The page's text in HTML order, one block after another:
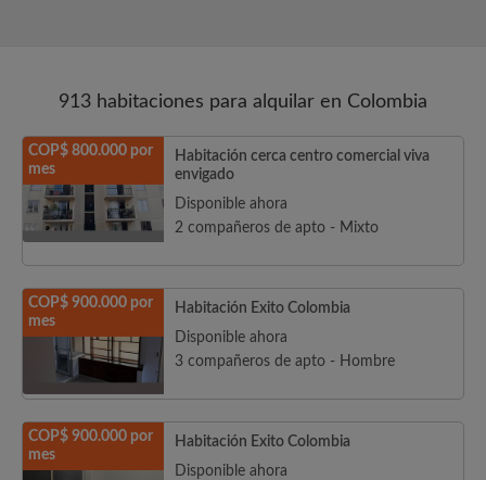
913 habitaciones para alquilar en Colombia
COP$ 800.000 por
mes
Habitación cerca centro comercial viva
envigado
Disponible ahora
2 compañeros de apto - Mixto
COP$ 900.000 por
mes
Habitación Exito Colombia
Disponible ahora
3 compañeros de apto - Hombre
COP$ 900.000 por
mes
Habitación Exito Colombia
Disponible ahora